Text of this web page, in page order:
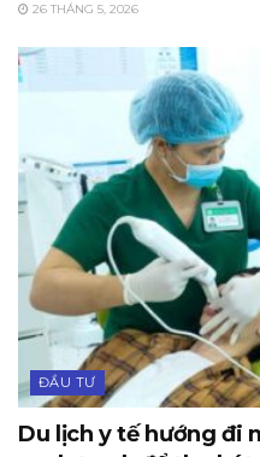
26 THÁNG 5, 2026
ĐẦU TƯ
Du lịch y tế hướng đi